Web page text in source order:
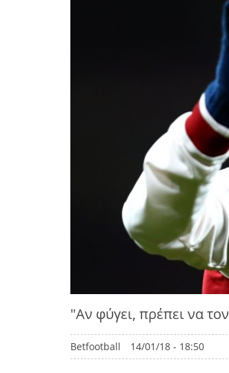
"Αν φύγει, πρέπει να
Betfootball 14/01/18 - 18:50